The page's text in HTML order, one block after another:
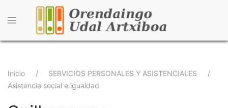
contenido
principal
Sobrescribir
enlaces
Inicio
SERVICIOS PERSONALES Y ASISTENCIALES
Asistencia social e igualdad